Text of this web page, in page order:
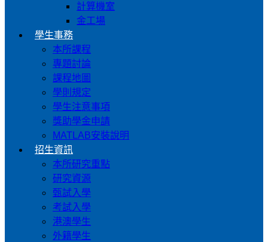
計算機室
金工場
學生事務
本所課程
專題討論
課程地圖
學則規定
學生注意事項
獎助學金申請
MATLAB安裝說明
招生資訊
本所研究重點
研究資源
甄試入學
考試入學
港澳學生
外籍學生